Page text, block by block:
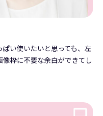
い使いたいと思っても、左
枠に不要な余白ができてし